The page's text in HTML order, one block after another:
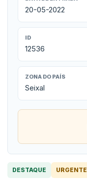
20-05-2022
ID
12536
ZONA DO PAÍS
Seixal
DESTAQUE URGENTE